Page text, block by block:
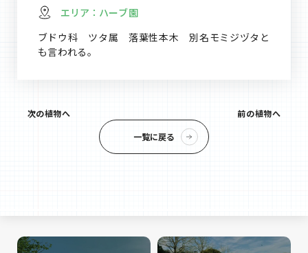
エリア： ハーブ園
ブドウ科 ツタ属 落葉性本木 別名モミジヅタと
も言われる。
次の植物へ
一覧に戻る
前の植物へ